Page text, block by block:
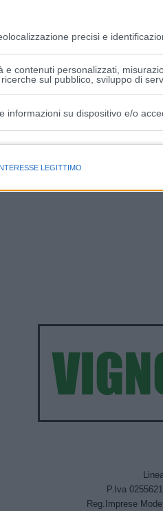
precisi e
e contenuti personalizzati,
sul pubblico, sviluppo di
informazioni su dispositivo e/o
caratteristiche speciali
LEGITTIMO
P.Iva
Reg.Imprese